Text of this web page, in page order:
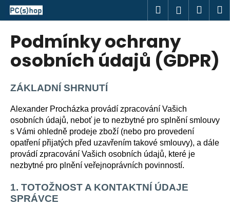
Přejít
obsah
Hledat
Podmínky ochrany
osobních údajů (GDPR)
ZÁKLADNÍ SHRNUTÍ
Alexander Procházka provádí zpracování Vašich
osobních údajů, neboť je to nezbytné pro splnění smlouvy
s Vámi ohledně prodeje zboží (nebo pro provedení
opatření přijatých před uzavřením takové smlouvy), a dále
provádí zpracování Vašich osobních údajů, které je
nezbytné pro plnění veřejnoprávních povinností.
1. TOTOŽNOST A KONTAKTNÍ ÚDAJE
SPRÁVCE
o
C
o
p
o
t
ř
e
b
u
e
t